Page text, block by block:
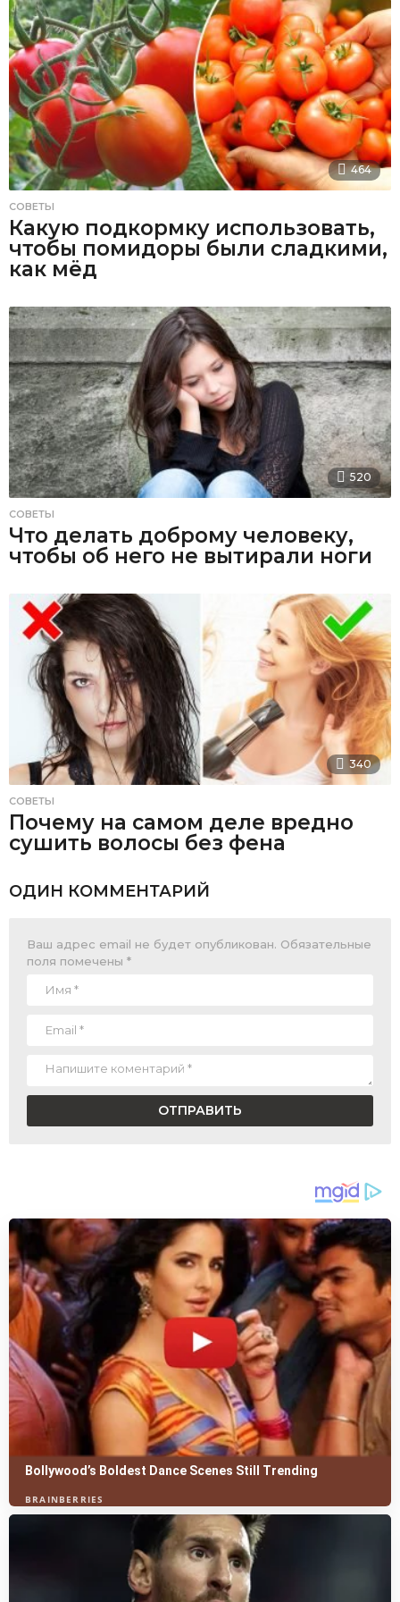
464
СОВЕТЫ
Какую подкормку использовать,
чтобы помидоры были сладкими,
как мёд
520
СОВЕТЫ
Что делать доброму человеку,
чтобы об него не вытирали ноги
340
СОВЕТЫ
Почему на самом деле вредно
сушить волосы без фена
ОДИН КОММЕНТАРИЙ
Ваш адрес email не будет опубликован. Обязательные
поля помечены *